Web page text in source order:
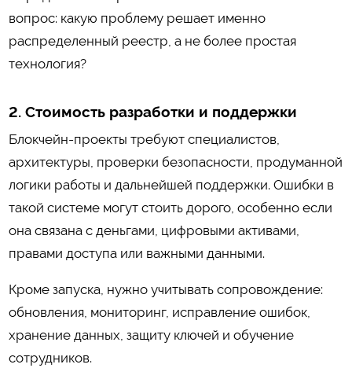
вопрос: какую проблему решает именно
распределенный реестр, а не более простая
технология?
2. Стоимость разработки и поддержки
Блокчейн-проекты требуют специалистов,
архитектуры, проверки безопасности, продуманной
логики работы и дальнейшей поддержки. Ошибки в
такой системе могут стоить дорого, особенно если
она связана с деньгами, цифровыми активами,
правами доступа или важными данными.
Кроме запуска, нужно учитывать сопровождение:
обновления, мониторинг, исправление ошибок,
хранение данных, защиту ключей и обучение
сотрудников.